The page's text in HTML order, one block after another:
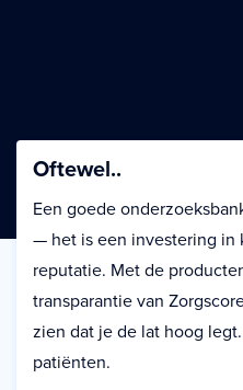
Oftewel..
Een goede
— het is een investering in
reputatie. Met de
transparantie van
zien dat je de lat hoog
patiënten.